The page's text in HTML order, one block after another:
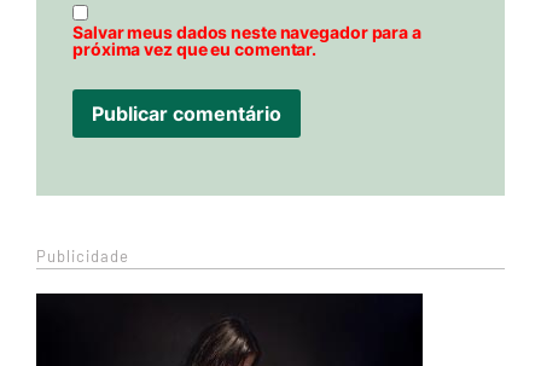
Salvar meus dados neste navegador para a
próxima vez que eu comentar.
Publicidade